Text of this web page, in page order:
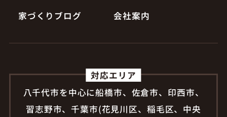
家づくりブログ
会社案内
対応エリア
八千代市を中心に船橋市、佐倉市、印西市、
習志野市、千葉市(花見川区、稲毛区、中央